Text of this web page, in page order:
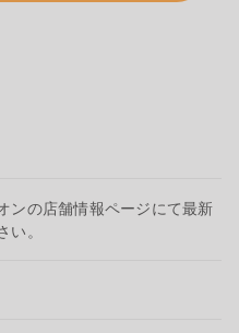
ンの店舗情報ページにて最新
い。